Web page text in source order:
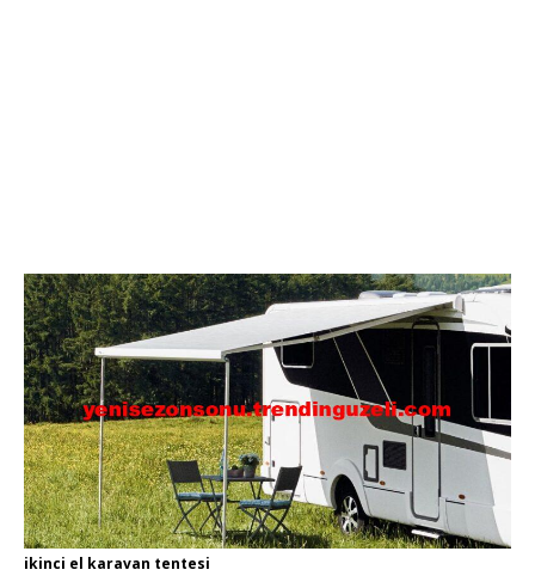
ikinci el karavan tentesi